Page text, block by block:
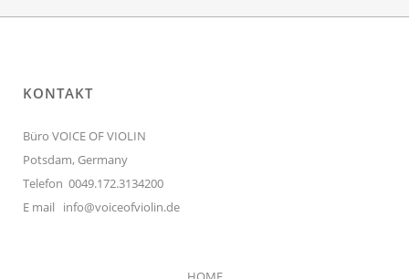
KONTAKT
Büro VOICE OF VIOLIN
Potsdam, Germany
Telefon 0049.172.3134200
E mail info@voiceofviolin.de